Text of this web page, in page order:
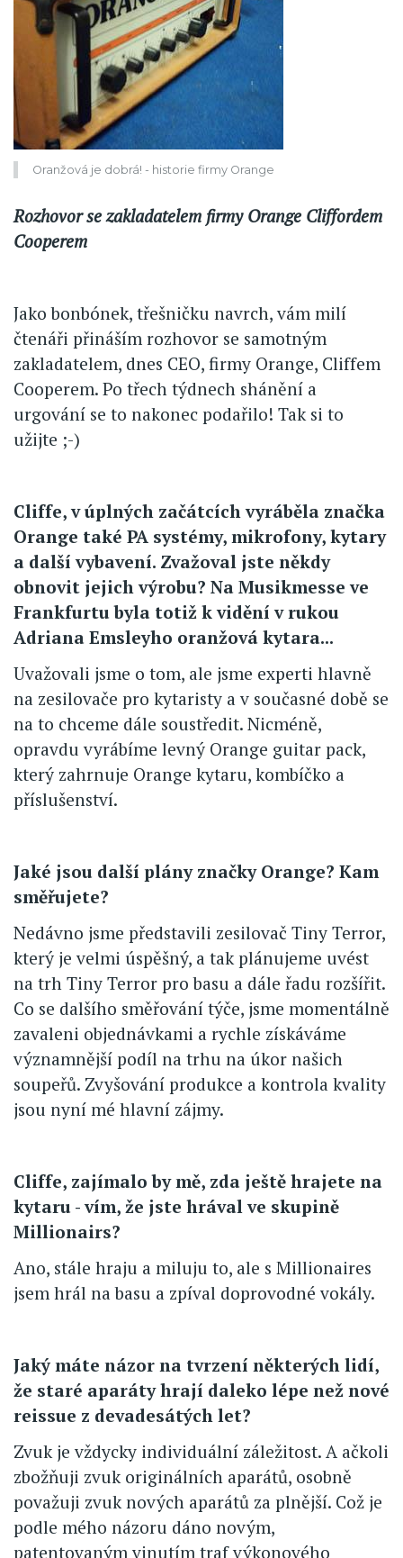
Oranžová je dobrá! - historie firmy Orange
Rozhovor se zakladatelem firmy Orange Cliffordem
Cooperem
Jako bonbónek, třešničku navrch, vám milí
čtenáři přináším rozhovor se samotným
zakladatelem, dnes CEO, firmy Orange, Cliffem
Cooperem. Po třech týdnech shánění a
urgování se to nakonec podařilo! Tak si to
užijte ;-)
Cliffe, v úplných začátcích vyráběla značka
Orange také PA systémy, mikrofony, kytary
a další vybavení. Zvažoval jste někdy
obnovit jejich výrobu? Na Musikmesse ve
Frankfurtu byla totiž k vidění v rukou
Adriana Emsleyho oranžová kytara...
Uvažovali jsme o tom, ale jsme experti hlavně
na zesilovače pro kytaristy a v současné době se
na to chceme dále soustředit. Nicméně,
opravdu vyrábíme levný Orange guitar pack,
který zahrnuje Orange kytaru, kombíčko a
příslušenství.
Jaké jsou další plány značky Orange? Kam
směřujete?
Nedávno jsme představili zesilovač Tiny Terror,
který je velmi úspěšný, a tak plánujeme uvést
na trh Tiny Terror pro basu a dále řadu rozšířit.
Co se dalšího směřování týče, jsme momentálně
zavaleni objednávkami a rychle získáváme
významnější podíl na trhu na úkor našich
soupeřů. Zvyšování produkce a kontrola kvality
jsou nyní mé hlavní zájmy.
Cliffe, zajímalo by mě, zda ještě hrajete na
kytaru - vím, že jste hrával ve skupině
Millionairs?
Ano, stále hraju a miluju to, ale s Millionaires
jsem hrál na basu a zpíval doprovodné vokály.
Jaký máte názor na tvrzení některých lidí,
že staré aparáty hrají daleko lépe než nové
reissue z devadesátých let?
Zvuk je vždycky individuální záležitost. A ačkoli
zbožňuji zvuk originálních aparátů, osobně
považuji zvuk nových aparátů za plnější. Což je
podle mého názoru dáno novým,
patentovaným vinutím traf výkonového